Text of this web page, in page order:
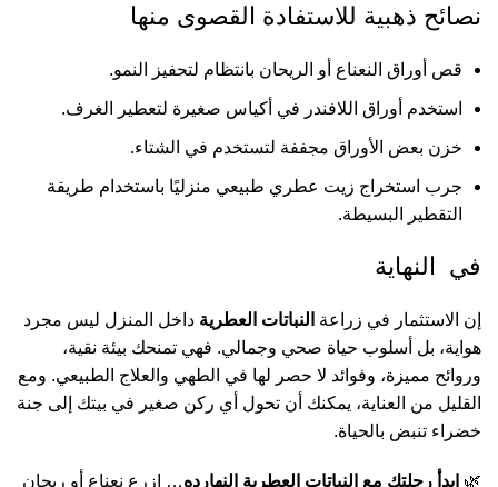
نصائح ذهبية للاستفادة القصوى منها
قص أوراق النعناع أو الريحان بانتظام لتحفيز النمو.
استخدم أوراق اللافندر في أكياس صغيرة لتعطير الغرف.
خزن بعض الأوراق مجففة لتستخدم في الشتاء.
جرب استخراج زيت عطري طبيعي منزليًا باستخدام طريقة
التقطير البسيطة.
في النهاية
إن الاستثمار في زراعة النباتات العطرية داخل المنزل ليس مجرد
هواية، بل أسلوب حياة صحي وجمالي. فهي تمنحك بيئة نقية،
وروائح مميزة، وفوائد لا حصر لها في الطهي والعلاج الطبيعي. ومع
القليل من العناية، يمكنك أن تحول أي ركن صغير في بيتك إلى جنة
خضراء تنبض بالحياة.
🌿 ابدأ رحلتك مع النباتات العطرية النهارده… ازرع نعناع أو ريحان